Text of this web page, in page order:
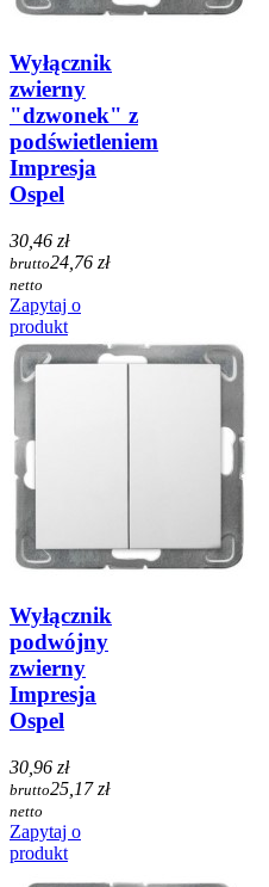
Wyłącznik
zwierny
"dzwonek" z
podświetleniem
Impresja
Ospel
30,46 zł
brutto24,76 zł
netto
Zapytaj o
produkt
Wyłącznik
podwójny
zwierny
Impresja
Ospel
30,96 zł
brutto25,17 zł
netto
Zapytaj o
produkt